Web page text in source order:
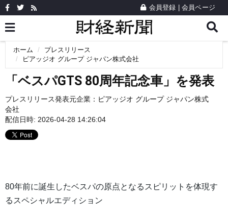
会員登録 会員ページ
ホーム
プレスリリース
ピアッジオ グループ ジャパン株式会社
「ベスパGTS 80周年記念車」を発表
プレスリリース発表元企業： ピアッジオ グループ ジャパン株式
会社
配信日時: 2026-04-28 14:26:04
80年前に誕生したベスパの原点となるスピリットを体現す
るスペシャルエディション